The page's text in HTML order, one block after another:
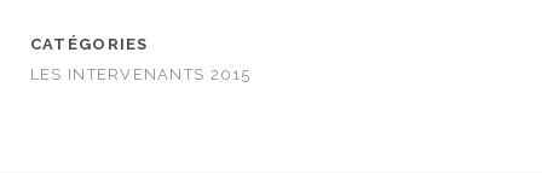
CATÉGORIES
LES INTERVENANTS 2015